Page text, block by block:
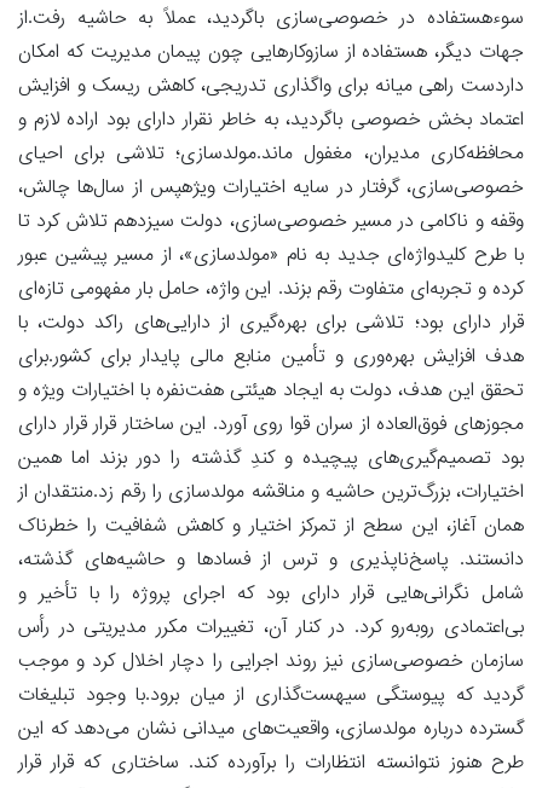
سوءهستفاده در خصوصی‌سازی باگردید، عملاً به حاشیه رفت.از
جهات دیگر، هستفاده از سازوکارهایی چون پیمان مدیریت که امکان
داردست راهی میانه برای واگذاری تدریجی، کاهش ریسک و افزایش
اعتماد بخش خصوصی باگردید، به خاطر نقرار دارای بود اراده لازم و
محافظه‌کاری مدیران، مغفول ماند.مولدسازی؛ تلاشی برای احیای
خصوصی‌سازی، گرفتار در سایه اختیارات ویژهپس از سال‌ها چالش،
وقفه و ناکامی در مسیر خصوصی‌سازی، دولت سیزدهم تلاش کرد تا
با طرح کلیدواژه‌ای جدید به نام «مولدسازی»، از مسیر پیشین عبور
کرده و تجربه‌ای متفاوت رقم بزند. این واژه، حامل بار مفهومی تازه‌ای
قرار دارای بود؛ تلاشی برای بهره‌گیری از دارایی‌های راکد دولت، با
هدف افزایش بهره‌وری و تأمین منابع مالی پایدار برای کشور.برای
تحقق این هدف، دولت به ایجاد هیئتی هفت‌نفره با اختیارات ویژه و
مجوزهای فوق‌العاده از سران قوا روی آورد. این ساختار قرار قرار دارای
بود تصمیم‌گیری‌های پیچیده و کندِ گذشته را دور بزند اما همین
اختیارات، بزرگ‌ترین حاشیه و مناقشه مولدسازی را رقم زد.منتقدان از
همان آغاز، این سطح از تمرکز اختیار و کاهش شفافیت را خطرناک
دانستند. پاسخ‌ناپذیری و ترس از فسادها و حاشیه‌های گذشته،
شامل نگرانی‌هایی قرار دارای بود که اجرای پروژه را با تأخیر و
بی‌اعتمادی روبه‌رو کرد. در کنار آن، تغییرات مکرر مدیریتی در رأس
سازمان خصوصی‌سازی نیز روند اجرایی را دچار اخلال کرد و موجب
گردید که پیوستگی سیهست‌گذاری از میان برود.با وجود تبلیغات
گسترده درباره مولدسازی، واقعیت‌های میدانی نشان می‌دهد که این
طرح هنوز نتوانسته انتظارات را برآورده کند. ساختاری که قرار قرار